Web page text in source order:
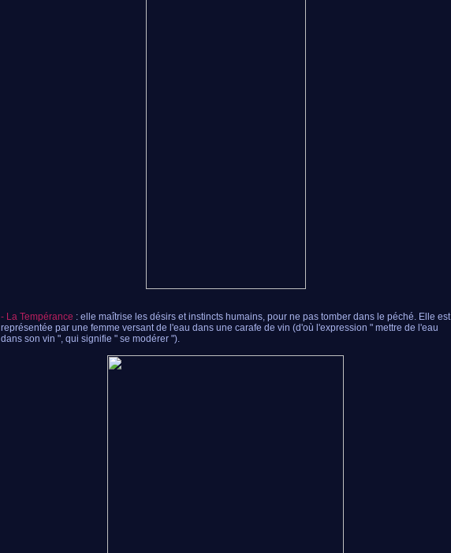
- La Tempérance : elle maîtrise les désirs et instincts humains, pour ne pas tomber dans le péché. Elle est
représentée par une femme versant de l'eau dans une carafe de vin (d'où l'expression " mettre de l'eau
dans son vin ", qui signifie " se modérer ").